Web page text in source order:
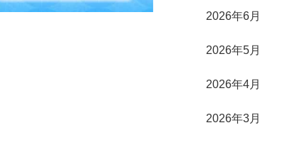
2026年6月
2026年5月
2026年4月
2026年3月